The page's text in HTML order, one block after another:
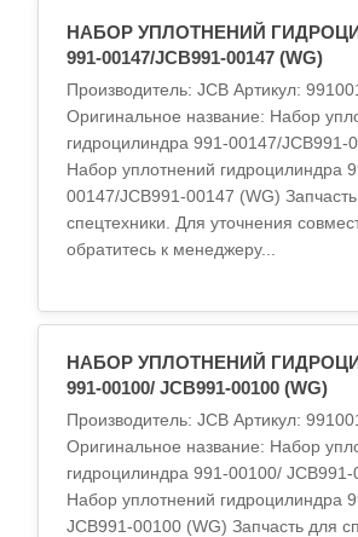
НАБОР УПЛОТНЕНИЙ
991-00147/JCB991-00147 (WG)
Производитель: JCB Артикул:
Оригинальное название: Набор
гидроцилиндра 991-00147/JCB991-
Набор уплотнений гидроцилиндра
00147/JCB991-00147 (WG) Запчасть для
спецтехники. Для уточнения
обратитесь к менеджеру...
НАБОР УПЛОТНЕНИЙ
991-00100/ JCB991-00100 (WG)
Производитель: JCB Артикул:
Оригинальное название: Набор
гидроцилиндра 991-00100/
Набор уплотнений гидроцилиндра
JCB991-00100 (WG) Запчасть для спецтехники.